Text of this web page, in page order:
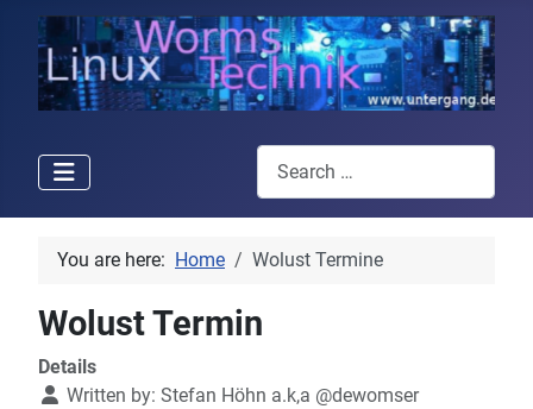
Search
You are here: Home Wolust Termine
Wolust Termin
Details
Written by: Stefan Höhn a.k,a @dewomser